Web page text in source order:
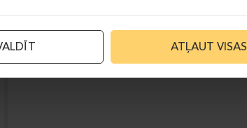
ATĻAUT VISAS